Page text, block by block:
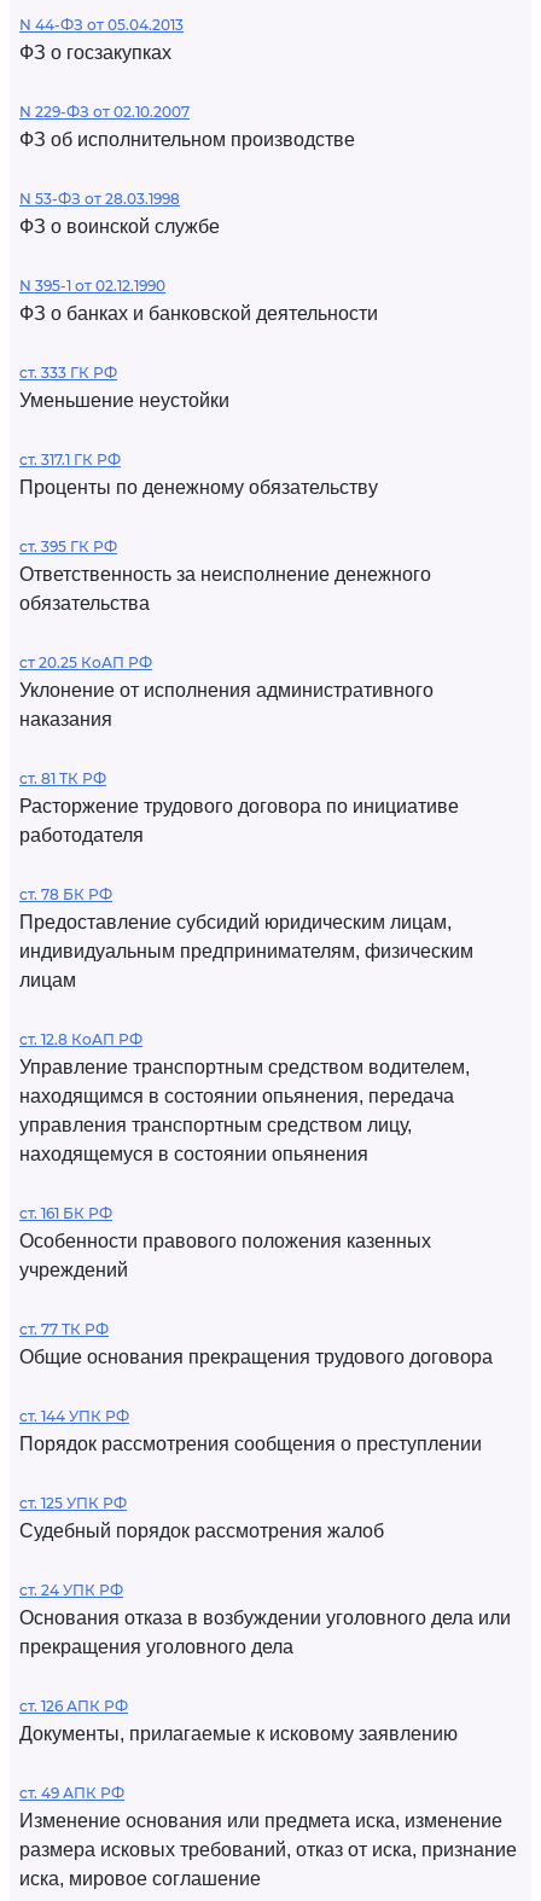
N 44-ФЗ от 05.04.2013
ФЗ о госзакупках
N 229-ФЗ от 02.10.2007
ФЗ об исполнительном производстве
N 53-ФЗ от 28.03.1998
ФЗ о воинской службе
N 395-1 от 02.12.1990
ФЗ о банках и банковской деятельности
ст. 333 ГК РФ
Уменьшение неустойки
ст. 317.1 ГК РФ
Проценты по денежному обязательству
ст. 395 ГК РФ
Ответственность за неисполнение денежного
обязательства
ст 20.25 КоАП РФ
Уклонение от исполнения административного
наказания
ст. 81 ТК РФ
Расторжение трудового договора по инициативе
работодателя
ст. 78 БК РФ
Предоставление субсидий юридическим лицам,
индивидуальным предпринимателям, физическим
лицам
ст. 12.8 КоАП РФ
Управление транспортным средством водителем,
находящимся в состоянии опьянения, передача
управления транспортным средством лицу,
находящемуся в состоянии опьянения
ст. 161 БК РФ
Особенности правового положения казенных
учреждений
ст. 77 ТК РФ
Общие основания прекращения трудового договора
ст. 144 УПК РФ
Порядок рассмотрения сообщения о преступлении
ст. 125 УПК РФ
Судебный порядок рассмотрения жалоб
ст. 24 УПК РФ
Основания отказа в возбуждении уголовного дела или
прекращения уголовного дела
ст. 126 АПК РФ
Документы, прилагаемые к исковому заявлению
ст. 49 АПК РФ
Изменение основания или предмета иска, изменение
размера исковых требований, отказ от иска, признание
иска, мировое соглашение